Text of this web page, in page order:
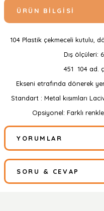
ÜRÜN BILGISI
104 Plastik çekmeceli kutulu,
Dış ölçüleri:
451 104 ad.
Ekseni etrafında dönerek
Standart : Metal kısımları
Opsiyonel: Farklı
YORUMLAR
Bu ürüne ilk
SORU & CEVAP